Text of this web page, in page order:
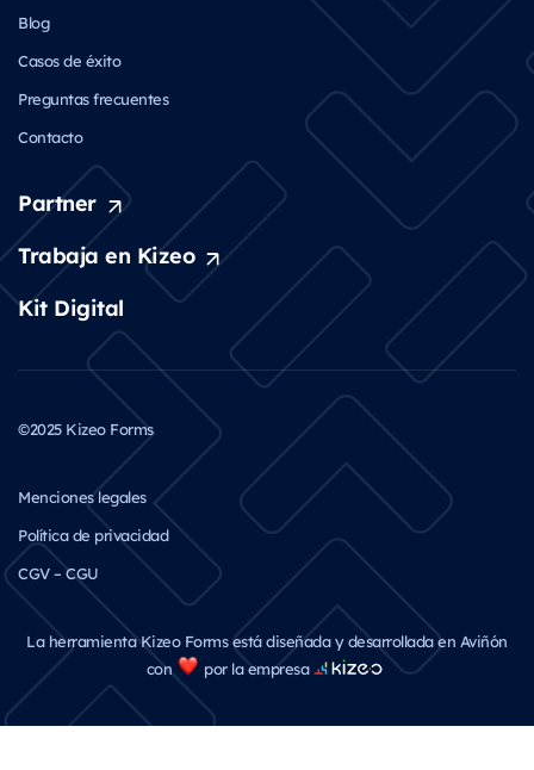
Blog
Casos de éxito
Preguntas frecuentes
Contacto
Partner
Trabaja en Kizeo
Kit Digital
©2025 Kizeo Forms
La herramienta Kizeo Forms está diseñada y desarrollada en Aviñón
con
por la empresa
Menciones legales
Política de privacidad
CGV – CGU